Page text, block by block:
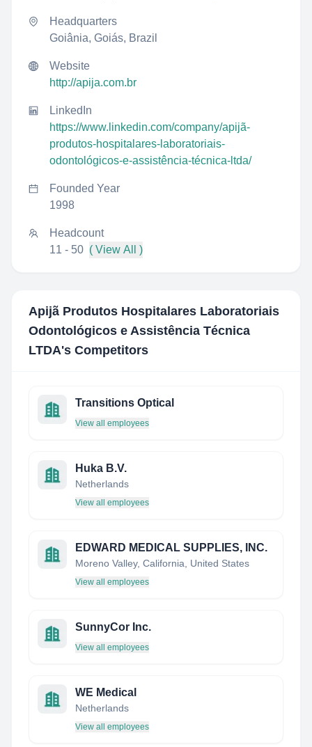
Headquarters
Goiânia, Goiás, Brazil
Website
http://apija.com.br
LinkedIn
https://www.linkedin.com/company/apijã-
produtos-hospitalares-laboratoriais-
odontológicos-e-assistência-técnica-ltda/
Founded Year
1998
Headcount
11 - 50 ( View All )
Apijã Produtos Hospitalares Laboratoriais
Odontológicos e Assistência Técnica
LTDA's Competitors
Transitions Optical
View all employees
Huka B.V.
Netherlands
View all employees
EDWARD MEDICAL SUPPLIES, INC.
Moreno Valley, California, United States
View all employees
SunnyCor Inc.
View all employees
WE Medical
Netherlands
View all employees